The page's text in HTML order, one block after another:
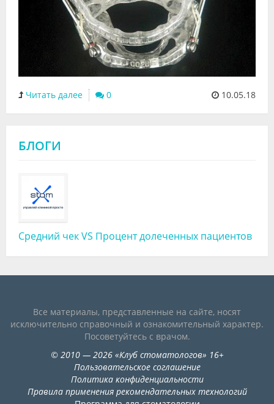
Читать далее 0 10.05.18
БЛОГИ
Средний чек VS Процент долеченных пациентов
Все материалы, представленные на сайте, носят
исключительно справочный и ознакомительный характер.
Посоветуйтесь с врачом.
© 2010— 2026«Клуб стоматологов» 16+
Пользовательское соглашение
Политика конфиденциальности
Правила применения рекомендательных технологий